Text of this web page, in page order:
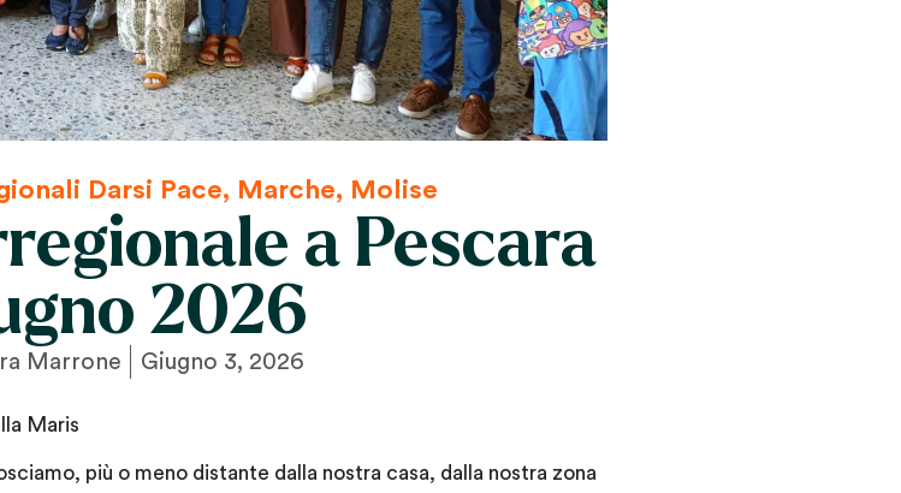
Darsi Pace, Marche, Molise
a Pescara
2026
Marrone Giugno 3, 2026
Maris
più o meno distante dalla nostra casa, dalla nostra zona